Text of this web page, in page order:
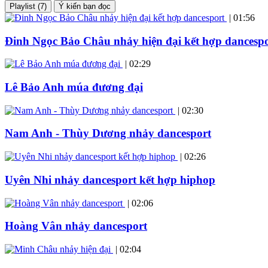
Playlist (7) Ý kiến bạn đọc
| 01:56
Đinh Ngọc Bảo Châu nhảy hiện đại kết hợp
| 02:29
Lê Bảo Anh múa đương đại
| 02:30
Nam Anh - Thùy Dương nhảy dancesport
| 02:26
Uyên Nhi nhảy dancesport kết hợp hiphop
| 02:06
Hoàng Vân nhảy dancesport
| 02:04